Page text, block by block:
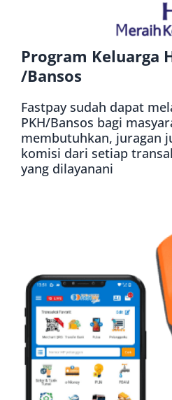
Program Keluarga
/Bansos
Fastpay sudah dapat
PKH/Bansos bagi
membutuhkan, juragan
komisi dari setiap
yang dilayanani